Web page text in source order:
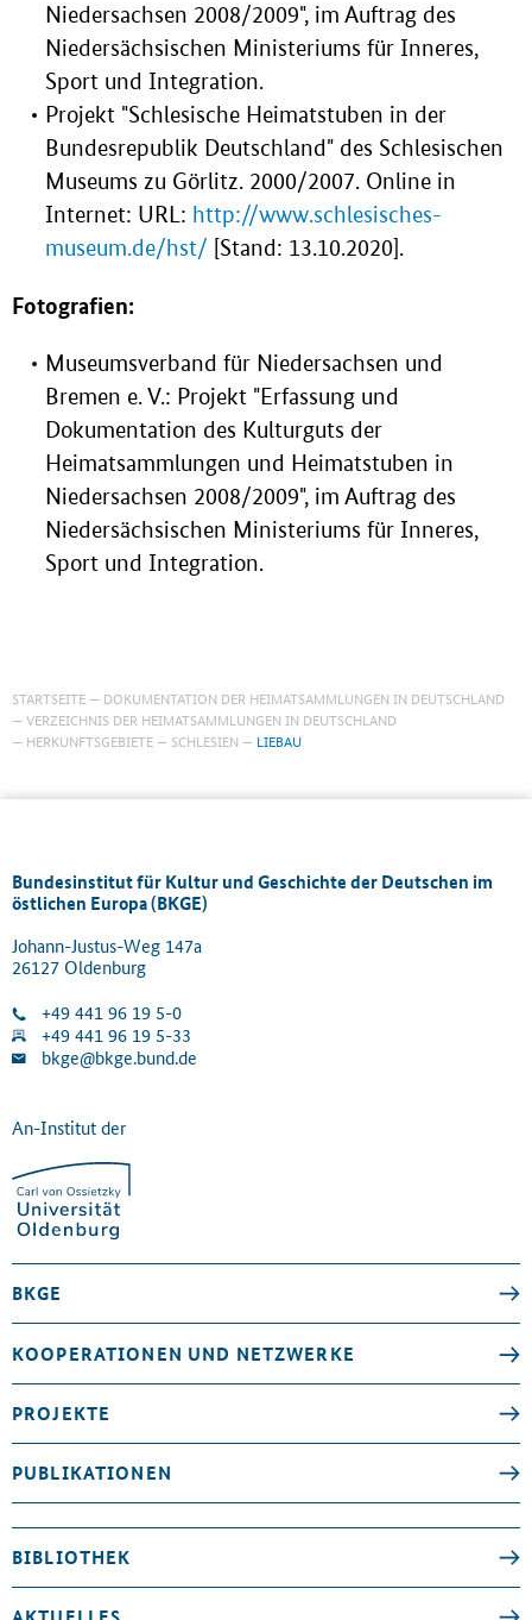
Niedersachsen 2008/2009", im Auftrag des
Niedersächsischen Ministeriums für Inneres,
Sport und Integration.
Projekt "Schlesische Heimatstuben in der
Bundesrepublik Deutschland" des Schlesischen
Museums zu Görlitz. 2000/2007. Online in
Internet: URL: http://www.schlesisches-
museum.de/hst/ [Stand: 13.10.2020].
Fotografien:
Museumsverband für Niedersachsen und
Bremen e. V.: Projekt "Erfassung und
Dokumentation des Kulturguts der
Heimatsammlungen und Heimatstuben in
Niedersachsen 2008/2009", im Auftrag des
Niedersächsischen Ministeriums für Inneres,
Sport und Integration.
STARTSEITE
DOKUMENTATION DER HEIMATSAMMLUNGEN IN DEUTSCHLAND
VERZEICHNIS DER HEIMATSAMMLUNGEN IN DEUTSCHLAND
HERKUNFTSGEBIETE
SCHLESIEN LIEBAU
Bundesinstitut für Kultur und Geschichte der Deutschen im
östlichen Europa (BKGE)
Johann-Justus-Weg 147a
26127 Oldenburg
+49 441 96 19 5-0
+49 441 96 19 5-33
bkge@bkge.bund.de
An-Institut der
BKGE
KOOPERATIONEN UND NETZWERKE
PROJEKTE
PUBLIKATIONEN
BIBLIOTHEK